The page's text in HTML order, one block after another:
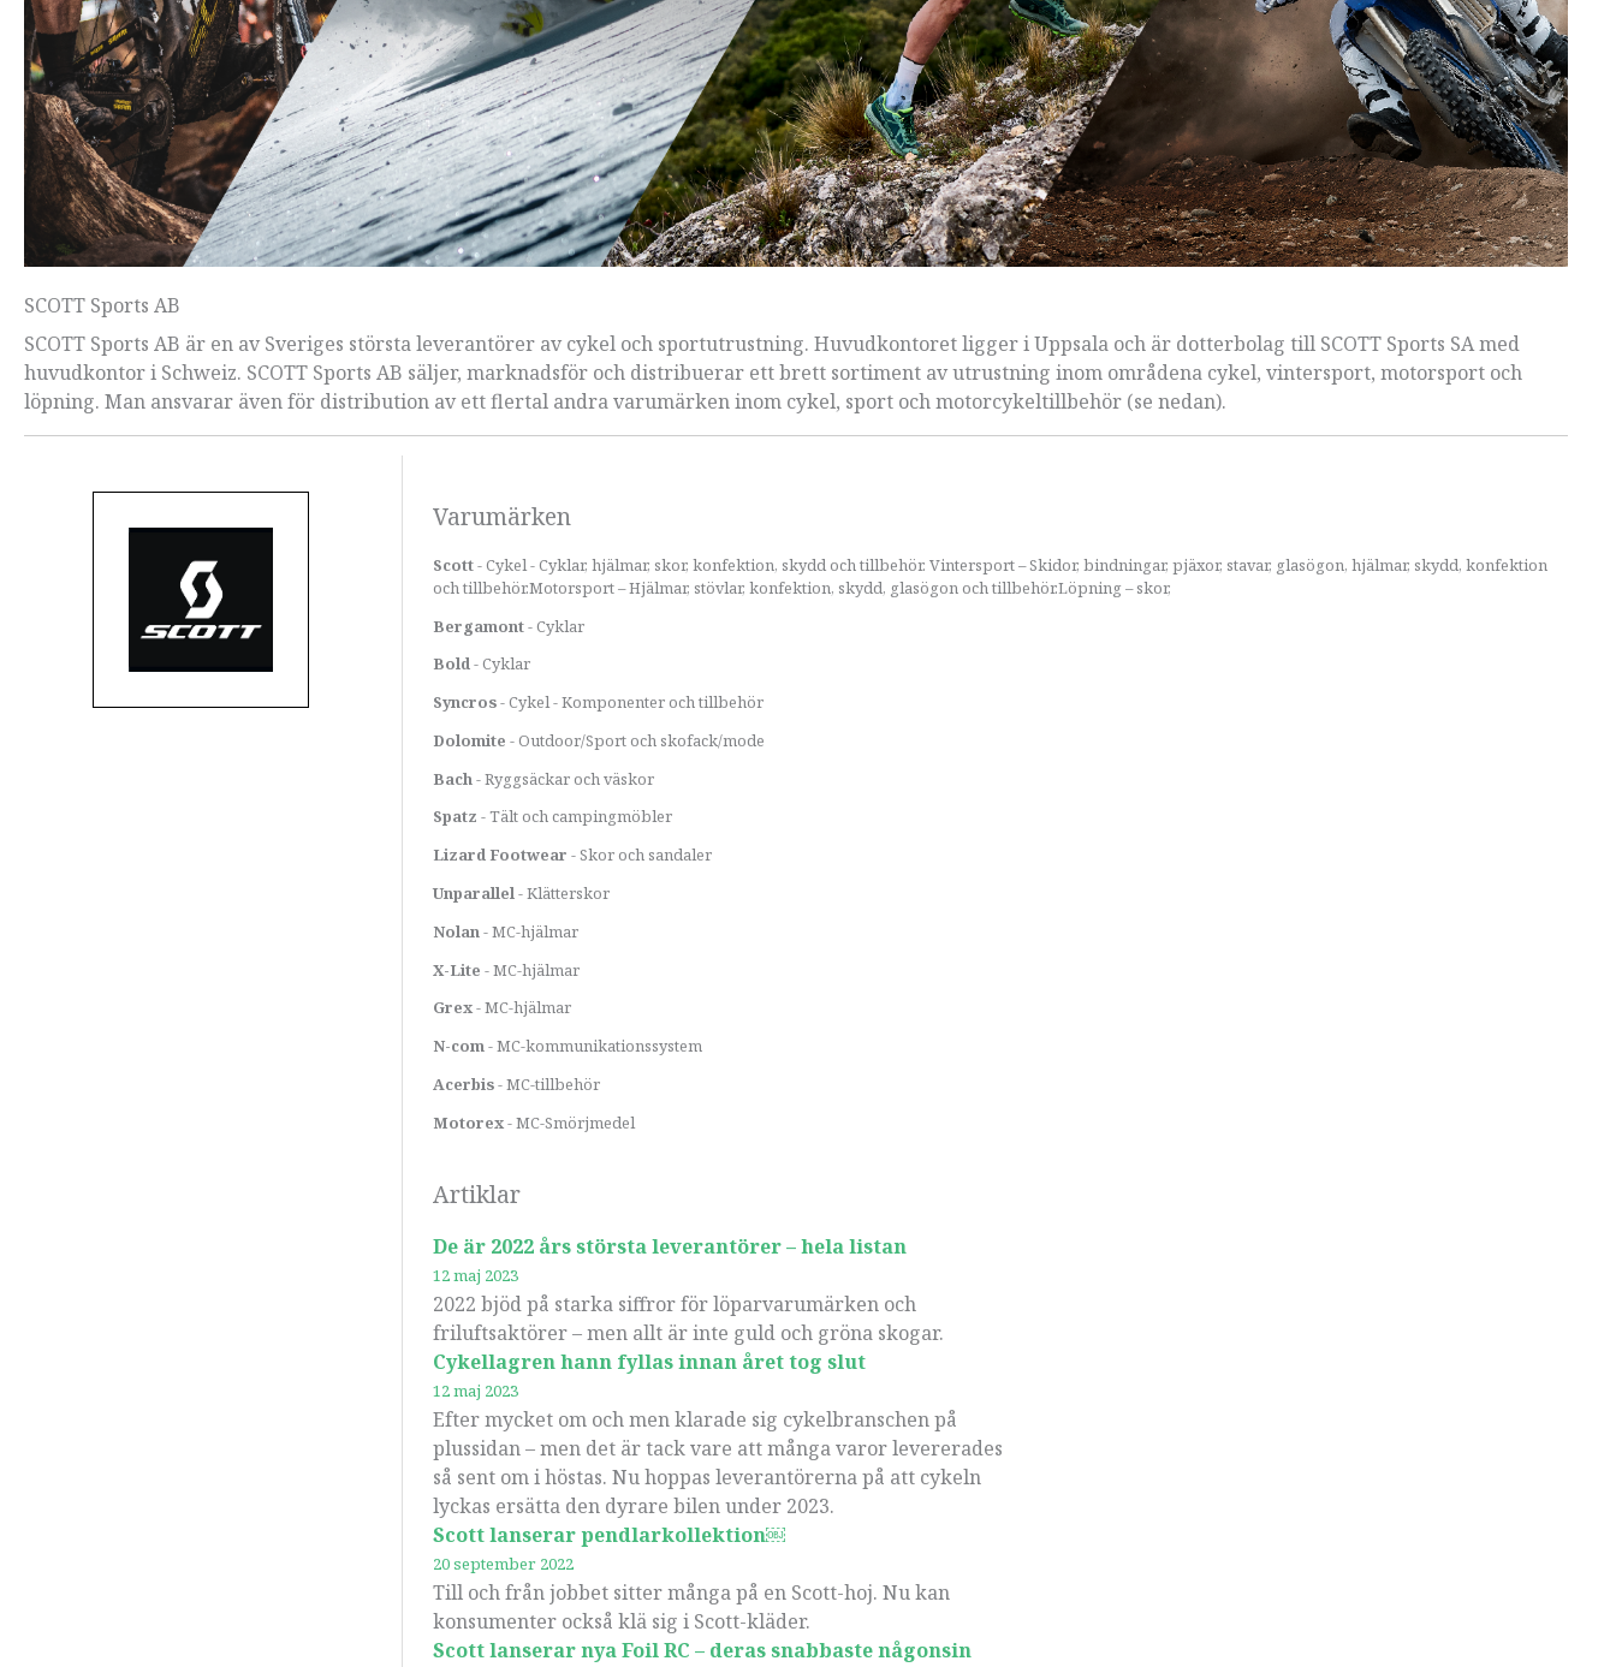
SCOTT Sports AB
SCOTT Sports AB är en av Sveriges största leverantörer av cykel och sportutrustning. Huvudkontoret ligger i Uppsala och är dotterbolag till SCOTT Sports SA med
huvudkontor i Schweiz. SCOTT Sports AB säljer, marknadsför och distribuerar ett brett sortiment av utrustning inom områdena cykel, vintersport, motorsport och
löpning. Man ansvarar även för distribution av ett flertal andra varumärken inom cykel, sport och motorcykeltillbehör (se nedan).
Varumärken
Scott- Cykel - Cyklar, hjälmar, skor, konfektion, skydd och tillbehör. Vintersport – Skidor, bindningar, pjäxor, stavar, glasögon, hjälmar, skydd, konfektion
och tillbehör.Motorsport – Hjälmar, stövlar, konfektion, skydd, glasögon och tillbehör.Löpning – skor,
Bergamont- Cyklar
Bold- Cyklar
Syncros- Cykel - Komponenter och tillbehör
Dolomite - Outdoor/Sport och skofack/mode
Bach- Ryggsäckar och väskor
Spatz - Tält och campingmöbler
Lizard Footwear - Skor och sandaler
Unparallel- Klätterskor
Nolan- MC-hjälmar
X-Lite - MC-hjälmar
Grex- MC-hjälmar
N-com- MC-kommunikationssystem
Acerbis- MC-tillbehör
Motorex- MC-Smörjmedel
Artiklar
De är 2022 års största leverantörer – hela listan
12 maj 2023
2022 bjöd på starka siffror för löparvarumärken och
friluftsaktörer – men allt är inte guld och gröna skogar.
Cykellagren hann fyllas innan året tog slut
12 maj 2023
Efter mycket om och men klarade sig cykelbranschen på
plussidan – men det är tack vare att många varor levererades
så sent om i höstas. Nu hoppas leverantörerna på att cykeln
lyckas ersätta den dyrare bilen under 2023.
Scott lanserar pendlarkollektion￼
20 september 2022
Till och från jobbet sitter många på en Scott-hoj. Nu kan
konsumenter också klä sig i Scott-kläder.
Scott lanserar nya Foil RC – deras snabbaste någonsin